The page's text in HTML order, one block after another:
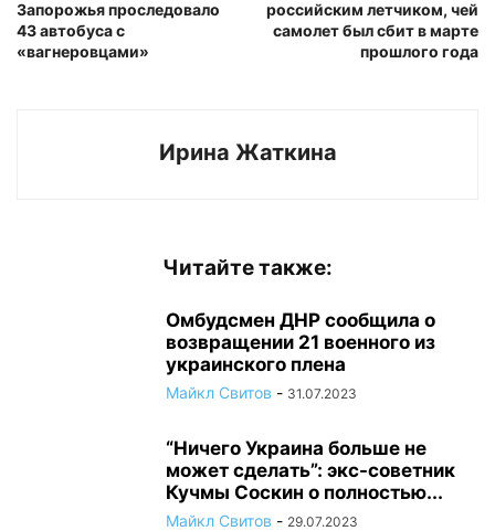
Запорожья проследовало
43 автобуса с
«вагнеровцами»
российским летчиком, чей
самолет был сбит в марте
прошлого года
Ирина Жаткина
Читайте также:
Омбудсмен ДНР сообщила о
возвращении 21 военного из
украинского плена
Майкл Свитов - 31.07.2023
“Ничего Украина больше не
может сделать”: экс-советник
Кучмы Соскин о полностью...
Майкл Свитов - 29.07.2023